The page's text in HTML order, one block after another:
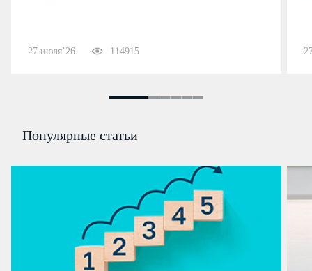
27 июля’26 114915
Популярные статьи